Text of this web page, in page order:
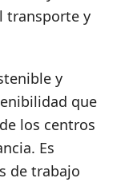
transporte y
y
que
los centros
Es
de trabajo